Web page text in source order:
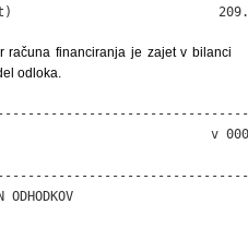
računa financiranja je zajet v bilanci
odloka.
v 000